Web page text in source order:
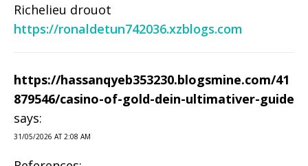
Richelieu drouot
https://ronaldetun742036.xzblogs.com
https://hassanqyeb353230.blogsmine.com/41
879546/casino-of-gold-dein-ultimativer-guide
says:
31/05/2026 AT 2:08 AM